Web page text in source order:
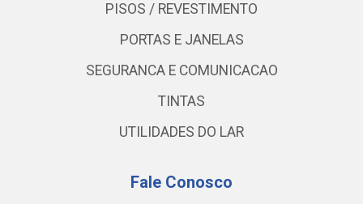
PISOS / REVESTIMENTO
PORTAS E JANELAS
SEGURANCA E COMUNICACAO
TINTAS
UTILIDADES DO LAR
Fale Conosco